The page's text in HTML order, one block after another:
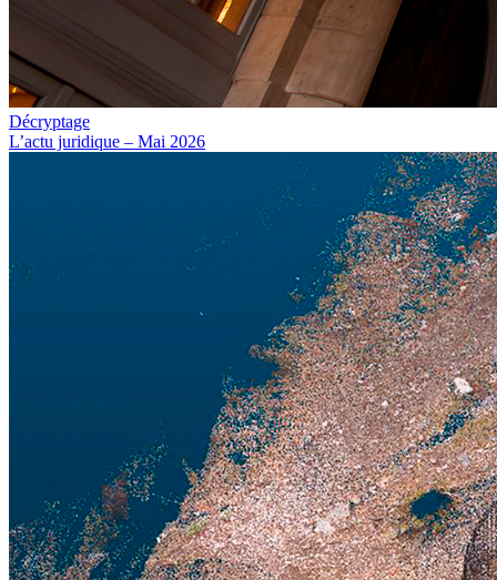
Décryptage
L’actu juridique – Mai 2026